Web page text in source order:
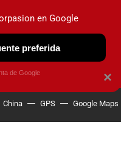
OBSERVATORIO
China GPS Google Maps
×
en Google
preferida
de Google